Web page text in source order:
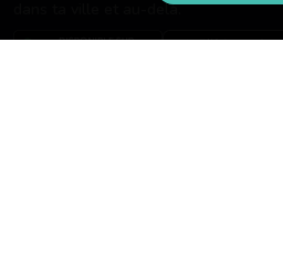
dans ta ville et au-delà.